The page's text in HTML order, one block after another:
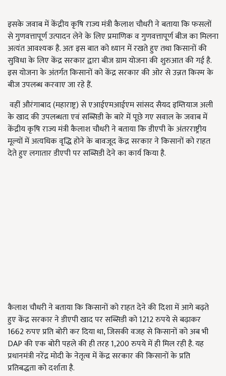
इसके जवाब में केंद्रीय कृषि राज्य मंत्री कैलाश चौधरी ने बताया कि फसलों
से गुणवत्तापूर्ण उत्पादन लेने के लिए प्रमाणिक व गुणवत्तापूर्ण बीज का मिलना
अत्यंत आवश्यक है. अतः इस बात को ध्यान में रखते हुए तथा किसानों की
सुविधा के लिए केंद्र सरकार द्वारा बीज ग्राम योजना की शुरुआत की गई है.
इस योजना के अंतर्गत किसानों को केंद्र सरकार की ओर से उन्नत किस्म के
बीज उपलब्ध करवाए जा रहे हैं.
वहीं औरंगाबाद (महाराष्ट्र) से एआईएमआईएम सांसद सैयद इम्तियाज अली
के खाद की उपलब्धता एवं सब्सिडी के बारे में पूछे गए सवाल के जवाब में
केंद्रीय कृषि राज्य मंत्री कैलाश चौधरी ने बताया कि डीएपी के अंतरराष्ट्रीय
मूल्यों में अत्यधिक वृद्धि होने के बावजूद केंद्र सरकार ने किसानों को राहत
देते हुए लगातार डीएपी पर सब्सिडी देने का कार्य किया है.
कैलाश चौधरी ने बताया कि किसानों को राहत देने की दिशा में आगे बढ़ते
हुए केंद्र सरकार ने डीएपी खाद पर सब्सिडी को 1212 रुपये से बढ़ाकर
1662 रुपए प्रति बोरी कर दिया था, जिसकी वजह से किसानों को अब भी
DAP की एक बोरी पहले की ही तरह 1,200 रुपये में ही मिल रही है. यह
प्रधानमंत्री नरेंद्र मोदी के नेतृत्व में केंद्र सरकार की किसानों के प्रति
प्रतिबद्धता को दर्शाता है.